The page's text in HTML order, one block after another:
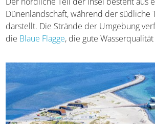
künstliche Insel, die im Jahr 2005
wurde. Der Badestrand hat dabei eine
4,6 Kilometern. Der nördliche Teil der
einer Dünenlandschaft, während der
alle über die
Blaue Flagge , die gute
garantiert.